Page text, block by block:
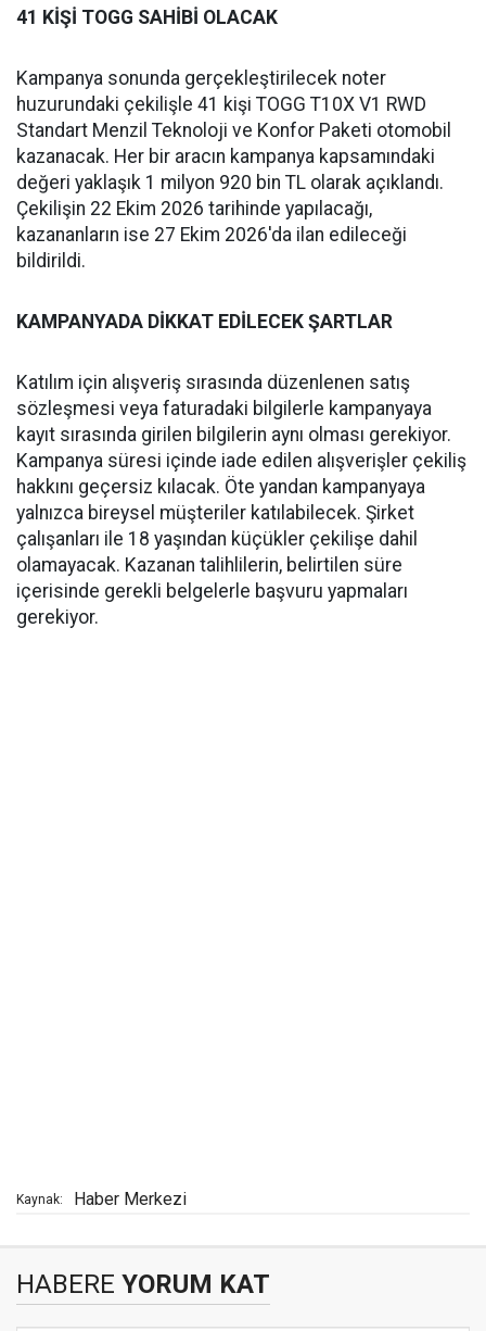
41 KİŞİ TOGG SAHİBİ OLACAK
Kampanya sonunda gerçekleştirilecek noter
huzurundaki çekilişle 41 kişi TOGG T10X V1 RWD
Standart Menzil Teknoloji ve Konfor Paketi otomobil
kazanacak. Her bir aracın kampanya kapsamındaki
değeri yaklaşık 1 milyon 920 bin TL olarak açıklandı.
Çekilişin 22 Ekim 2026 tarihinde yapılacağı,
kazananların ise 27 Ekim 2026'da ilan edileceği
bildirildi.
KAMPANYADA DİKKAT EDİLECEK ŞARTLAR
Katılım için alışveriş sırasında düzenlenen satış
sözleşmesi veya faturadaki bilgilerle kampanyaya
kayıt sırasında girilen bilgilerin aynı olması gerekiyor.
Kampanya süresi içinde iade edilen alışverişler çekiliş
hakkını geçersiz kılacak. Öte yandan kampanyaya
yalnızca bireysel müşteriler katılabilecek. Şirket
çalışanları ile 18 yaşından küçükler çekilişe dahil
olamayacak. Kazanan talihlilerin, belirtilen süre
içerisinde gerekli belgelerle başvuru yapmaları
gerekiyor.
Kaynak: Haber Merkezi
HABERE YORUM KAT